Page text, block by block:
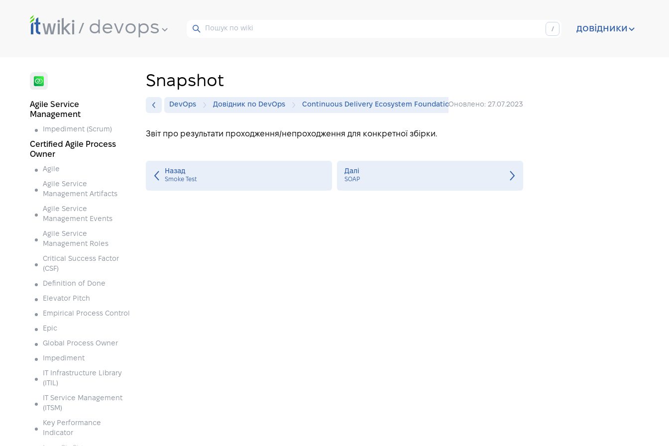
devops довідники
Agile Service
Management
Impediment (Scrum)
Certified Agile Process
Owner
Agile
Agile Service
Management Artifacts
Agile Service
Management Events
Agile Service
Management Roles
Critical Success Factor
(CSF)
Definition of Done
Elevator Pitch
Empirical Process Control
Epic
Global Process Owner
Impediment
IT Infrastructure Library
(ITIL)
IT Service Management
(ITSM)
Key Performance
Indicator
Snapshot
DevOps Довідник по DevOps Continuous Delivery Ecosystem FoundationОновлено: 27.07.2023
Звіт про результати проходження/непроходження для конкретної збірки.
Назад
Smoke Test
Далі
SOAP